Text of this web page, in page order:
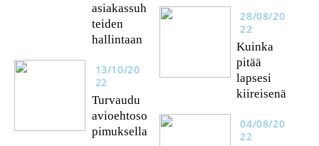
asiakassuh
teiden
hallintaan
13/10/20
22
Turvaudu
avioehtoso
pimuksella
28/08/20
22
Kuinka
pitää
lapsesi
kiireisenä
04/08/20
22